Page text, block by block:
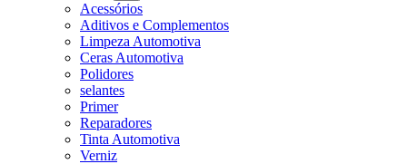
Acessórios
Aditivos e Complementos
Limpeza Automotiva
Ceras Automotiva
Polidores
selantes
Primer
Reparadores
Tinta Automotiva
Verniz